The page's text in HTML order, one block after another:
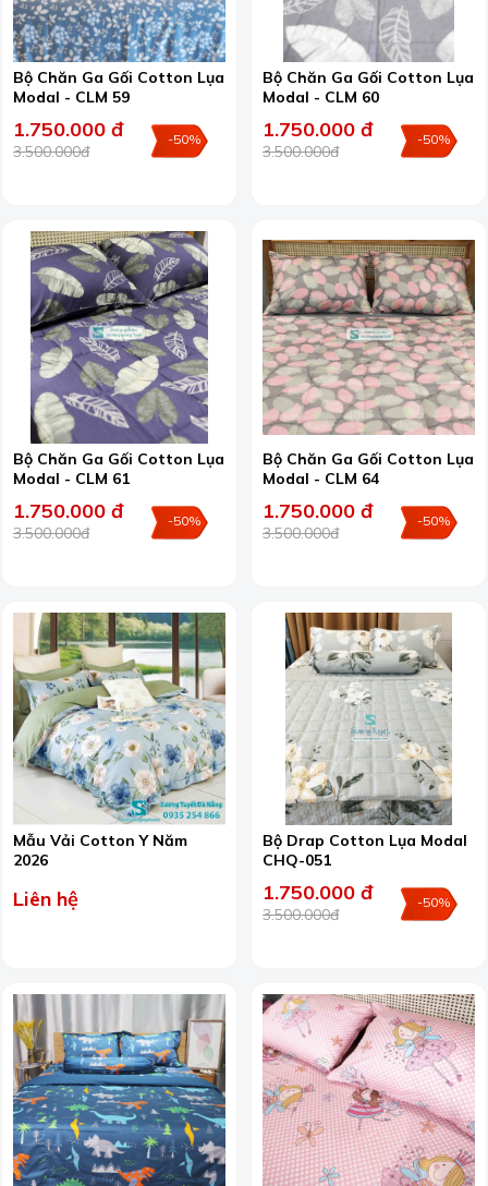
Bộ Chăn Ga Gối Cotton Lụa
Modal - CLM 59
1.750.000 đ
3.500.000đ
-50%
Bộ Chăn Ga Gối Cotton Lụa
Modal - CLM 60
1.750.000 đ
3.500.000đ
-50%
Bộ Chăn Ga Gối Cotton Lụa
Modal - CLM 61
1.750.000 đ
3.500.000đ
-50%
Bộ Chăn Ga Gối Cotton Lụa
Modal - CLM 64
1.750.000 đ
3.500.000đ
-50%
Mẫu Vải Cotton Y Năm
2026
Liên hệ
Bộ Drap Cotton Lụa Modal
CHQ-051
1.750.000 đ
3.500.000đ
-50%